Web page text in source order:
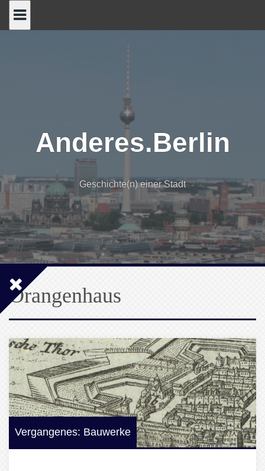
Anderes.Berlin
Geschichte(n) einer Stadt
Orangenhaus
Vergangenes: Bauwerke